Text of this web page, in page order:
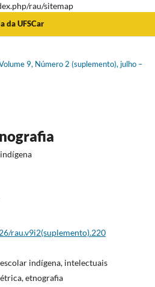
rau/sitemap
da UFSCar
9, Número 2 (suplemento), julho –
rau.v9i2(suplemento).220
indígena, intelectuais
etnografia